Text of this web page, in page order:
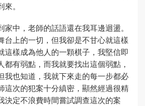
。
中，老師的話語還在我耳邊迴盪。
台上的一切，但我卻是不甘心就這樣
這樣成為他人的一顆棋子，我堅信即
都有弱點，而我就要找出這個弱點，
我也知道，我就下來走的每一步都必
這次的犯案十分縝密，顯然經過很精
決定不浪費時間嘗試調查這次的案